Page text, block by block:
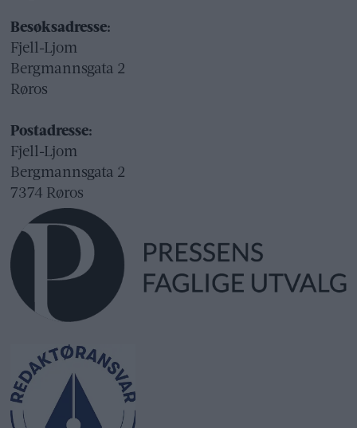
Besøksadresse:
Fjell-Ljom
Bergmannsgata 2
Røros
Postadresse:
Fjell-Ljom
Bergmannsgata 2
7374 Røros